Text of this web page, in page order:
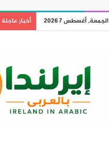
الجمعة, أغسطس 7 2026 أخبار عاجلة